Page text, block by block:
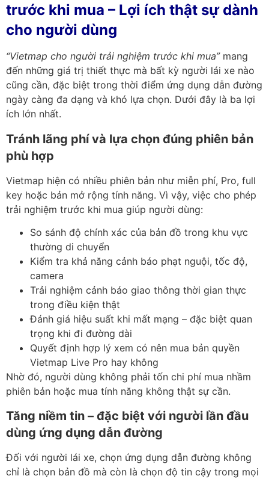
trước khi mua – Lợi ích thật sự dành
cho người dùng
“Vietmap cho người trải nghiệm trước khi mua” mang
đến những giá trị thiết thực mà bất kỳ người lái xe nào
cũng cần, đặc biệt trong thời điểm ứng dụng dẫn đường
ngày càng đa dạng và khó lựa chọn. Dưới đây là ba lợi
ích lớn nhất.
Tránh lãng phí và lựa chọn đúng phiên bản
phù hợp
Vietmap hiện có nhiều phiên bản như miễn phí, Pro, full
key hoặc bản mở rộng tính năng. Vì vậy, việc cho phép
trải nghiệm trước khi mua giúp người dùng:
So sánh độ chính xác của bản đồ trong khu vực
thường di chuyển
Kiểm tra khả năng cảnh báo phạt nguội, tốc độ,
camera
Trải nghiệm cảnh báo giao thông thời gian thực
trong điều kiện thật
Đánh giá hiệu suất khi mất mạng – đặc biệt quan
trọng khi đi đường dài
Quyết định hợp lý xem có nên mua bản quyền
Vietmap Live Pro hay không
Nhờ đó, người dùng không phải tốn chi phí mua nhầm
phiên bản hoặc mua tính năng không thật sự cần.
Tăng niềm tin – đặc biệt với người lần đầu
dùng ứng dụng dẫn đường
Đối với người lái xe, chọn ứng dụng dẫn đường không
chỉ là chọn bản đồ mà còn là chọn độ tin cậy trong mọi